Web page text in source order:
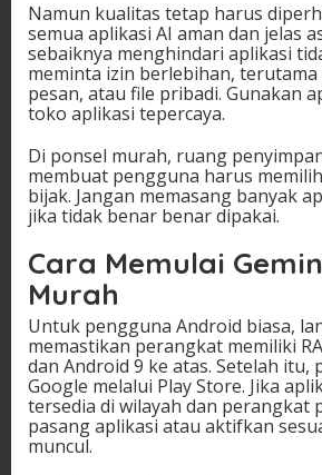
Namun kualitas tetap harus
semua aplikasi AI aman dan jelas
sebaiknya menghindari aplikasi
meminta izin berlebihan,
pesan, atau file pribadi. Gunakan
toko aplikasi tepercaya.
Di ponsel murah, ruang
membuat pengguna harus
bijak. Jangan memasang banyak
jika tidak benar benar dipakai.
Cara Memulai
Murah
Untuk pengguna Android biasa,
memastikan perangkat memiliki
dan Android 9 ke atas. Setelah itu,
Google melalui Play Store. Jika
tersedia di wilayah dan perangkat
pasang aplikasi atau aktifkan
muncul.